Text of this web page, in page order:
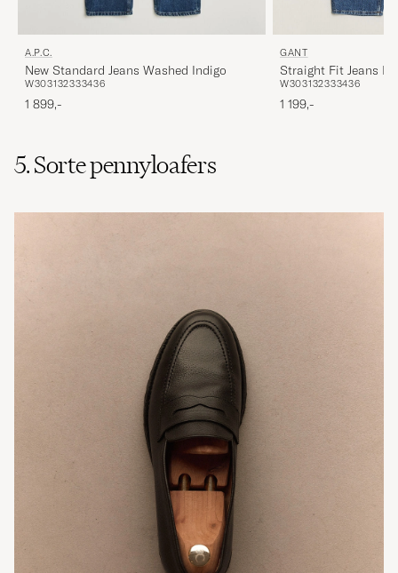
A.P.C.
New Standard Jeans Washed Indigo
W303132333436
1 899,-
GANT
Straight Fit Jeans
W303132333436
1 199,-
5. Sorte pennyloafers